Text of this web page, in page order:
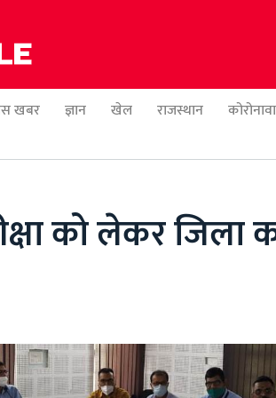
खबर ज्ञान खेल राजस्थान
को लेकर